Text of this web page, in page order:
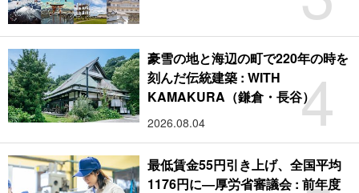
4
豪雪の地と海辺の町で220年の時を
刻んだ伝統建築 : WITH
KAMAKURA（鎌倉・長谷）
2026.08.04
最低賃金55円引き上げ、全国平均
1176円に―厚労省審議会 : 前年度